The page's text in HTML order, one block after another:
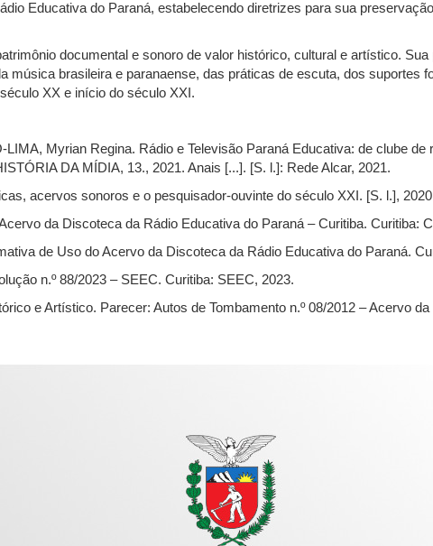
Educativa do Paraná, estabelecendo diretrizes para sua
documental e sonoro de valor histórico, cultural e artístico.
música brasileira e paranaense, das práticas de escuta, dos suportes
XX e início do século XXI.
Myrian Regina. Rádio e Televisão Paraná Educativa: de clube
DA MÍDIA, 13., 2021. Anais [...]. [S. l.]: Rede Alcar, 2021.
acervos sonoros e o pesquisador-ouvinte do século XXI. [S. l.],
da Discoteca da Rádio Educativa do Paraná – Curitiba. Curitiba:
de Uso do Acervo da Discoteca da Rádio Educativa do Paraná.
n.º 88/2023 – SEEC. Curitiba: SEEC, 2023.
e Artístico. Parecer: Autos de Tombamento n.º 08/2012 – Acervo